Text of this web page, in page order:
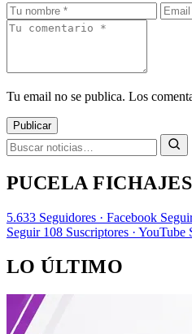
Tu email no se publica. Los
Publicar
PUCELA
5.633 Seguidores · Facebook
Seguir 108 Suscriptores · YouTube
LO ÚLTIMO